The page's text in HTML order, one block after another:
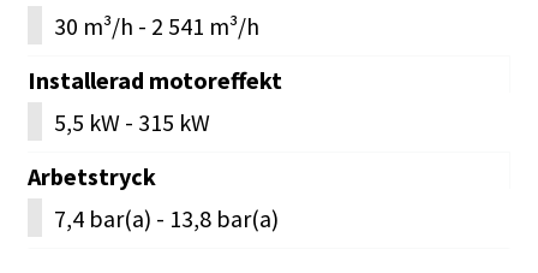
30 m³/h - 2 541 m³/h
Installerad motoreffekt
5,5 kW - 315 kW
Arbetstryck
7,4 bar(a) - 13,8 bar(a)